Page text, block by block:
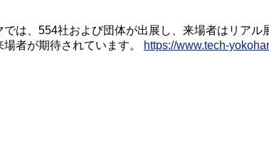
は、554社および団体が出展し、来場者はリア
者が期待されています。
https://www.tech-